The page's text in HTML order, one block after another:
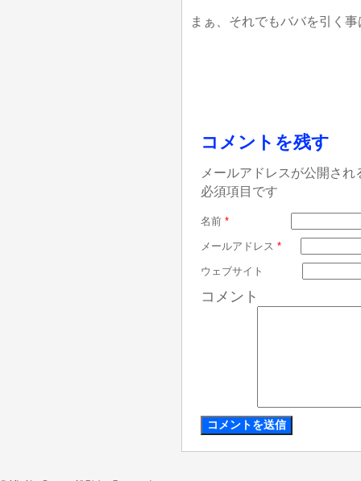
まぁ、それでもババを引く
コメントを残す
メールアドレスが公開さ
必須項目です
名前 *
メールアドレス *
ウェブサイト
コメント